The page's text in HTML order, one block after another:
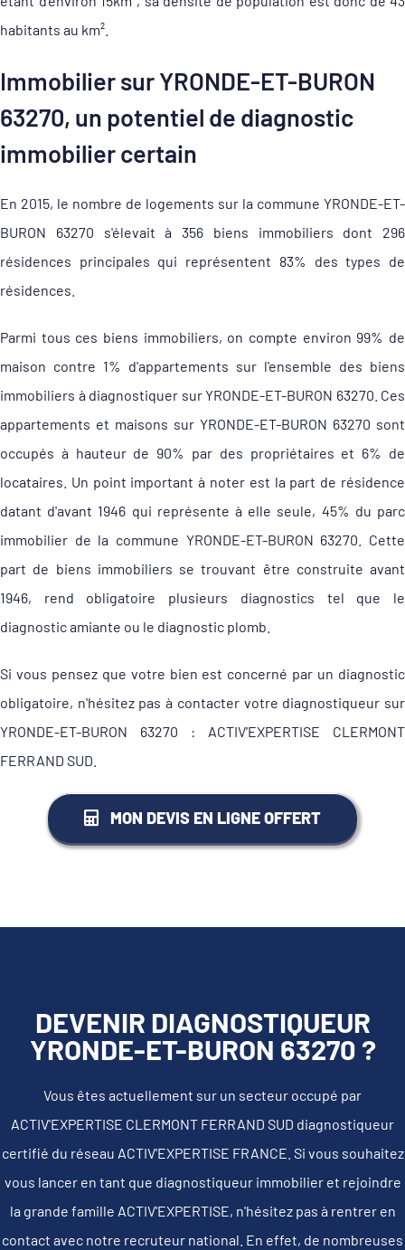
habitants au km².
Immobilier sur YRONDE-ET-BURON
63270, un potentiel de diagnostic
immobilier certain
En 2015, le nombre de logements sur la commune YRONDE-ET-
BURON 63270 s'élevait à 356 biens immobiliers dont 296
résidences principales qui représentent 83% des types de
résidences.
Parmi tous ces biens immobiliers, on compte environ 99% de
maison contre 1% d'appartements sur l'ensemble des biens
immobiliers à diagnostiquer sur YRONDE-ET-BURON 63270. Ces
appartements et maisons sur YRONDE-ET-BURON 63270 sont
occupés à hauteur de 90% par des propriétaires et 6% de
locataires. Un point important à noter est la part de résidence
datant d'avant 1946 qui représente à elle seule, 45% du parc
immobilier de la commune YRONDE-ET-BURON 63270. Cette
part de biens immobiliers se trouvant être construite avant
1946, rend obligatoire plusieurs diagnostics tel que le
diagnostic amiante ou le diagnostic plomb.
Si vous pensez que votre bien est concerné par un diagnostic
obligatoire, n'hésitez pas à contacter votre diagnostiqueur sur
YRONDE-ET-BURON 63270 : ACTIV'EXPERTISE CLERMONT
FERRAND SUD.
MON DEVIS EN LIGNE OFFERT
DEVENIR DIAGNOSTIQUEUR
YRONDE-ET-BURON 63270 ?
Vous êtes actuellement sur un secteur occupé par
ACTIV'EXPERTISE CLERMONT FERRAND SUD diagnostiqueur
certifié du réseau ACTIV'EXPERTISE FRANCE. Si vous souhaitez
vous lancer en tant que diagnostiqueur immobilier et rejoindre
la grande famille ACTIV'EXPERTISE, n'hésitez pas à rentrer en
contact avec notre recruteur national. En effet, de nombreuses